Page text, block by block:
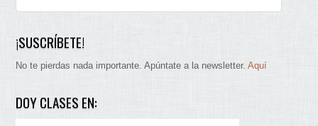
¡SUSCRÍBETE!
No te pierdas nada importante. Apúntate a la newsletter.Aquí
DOY CLASES EN: